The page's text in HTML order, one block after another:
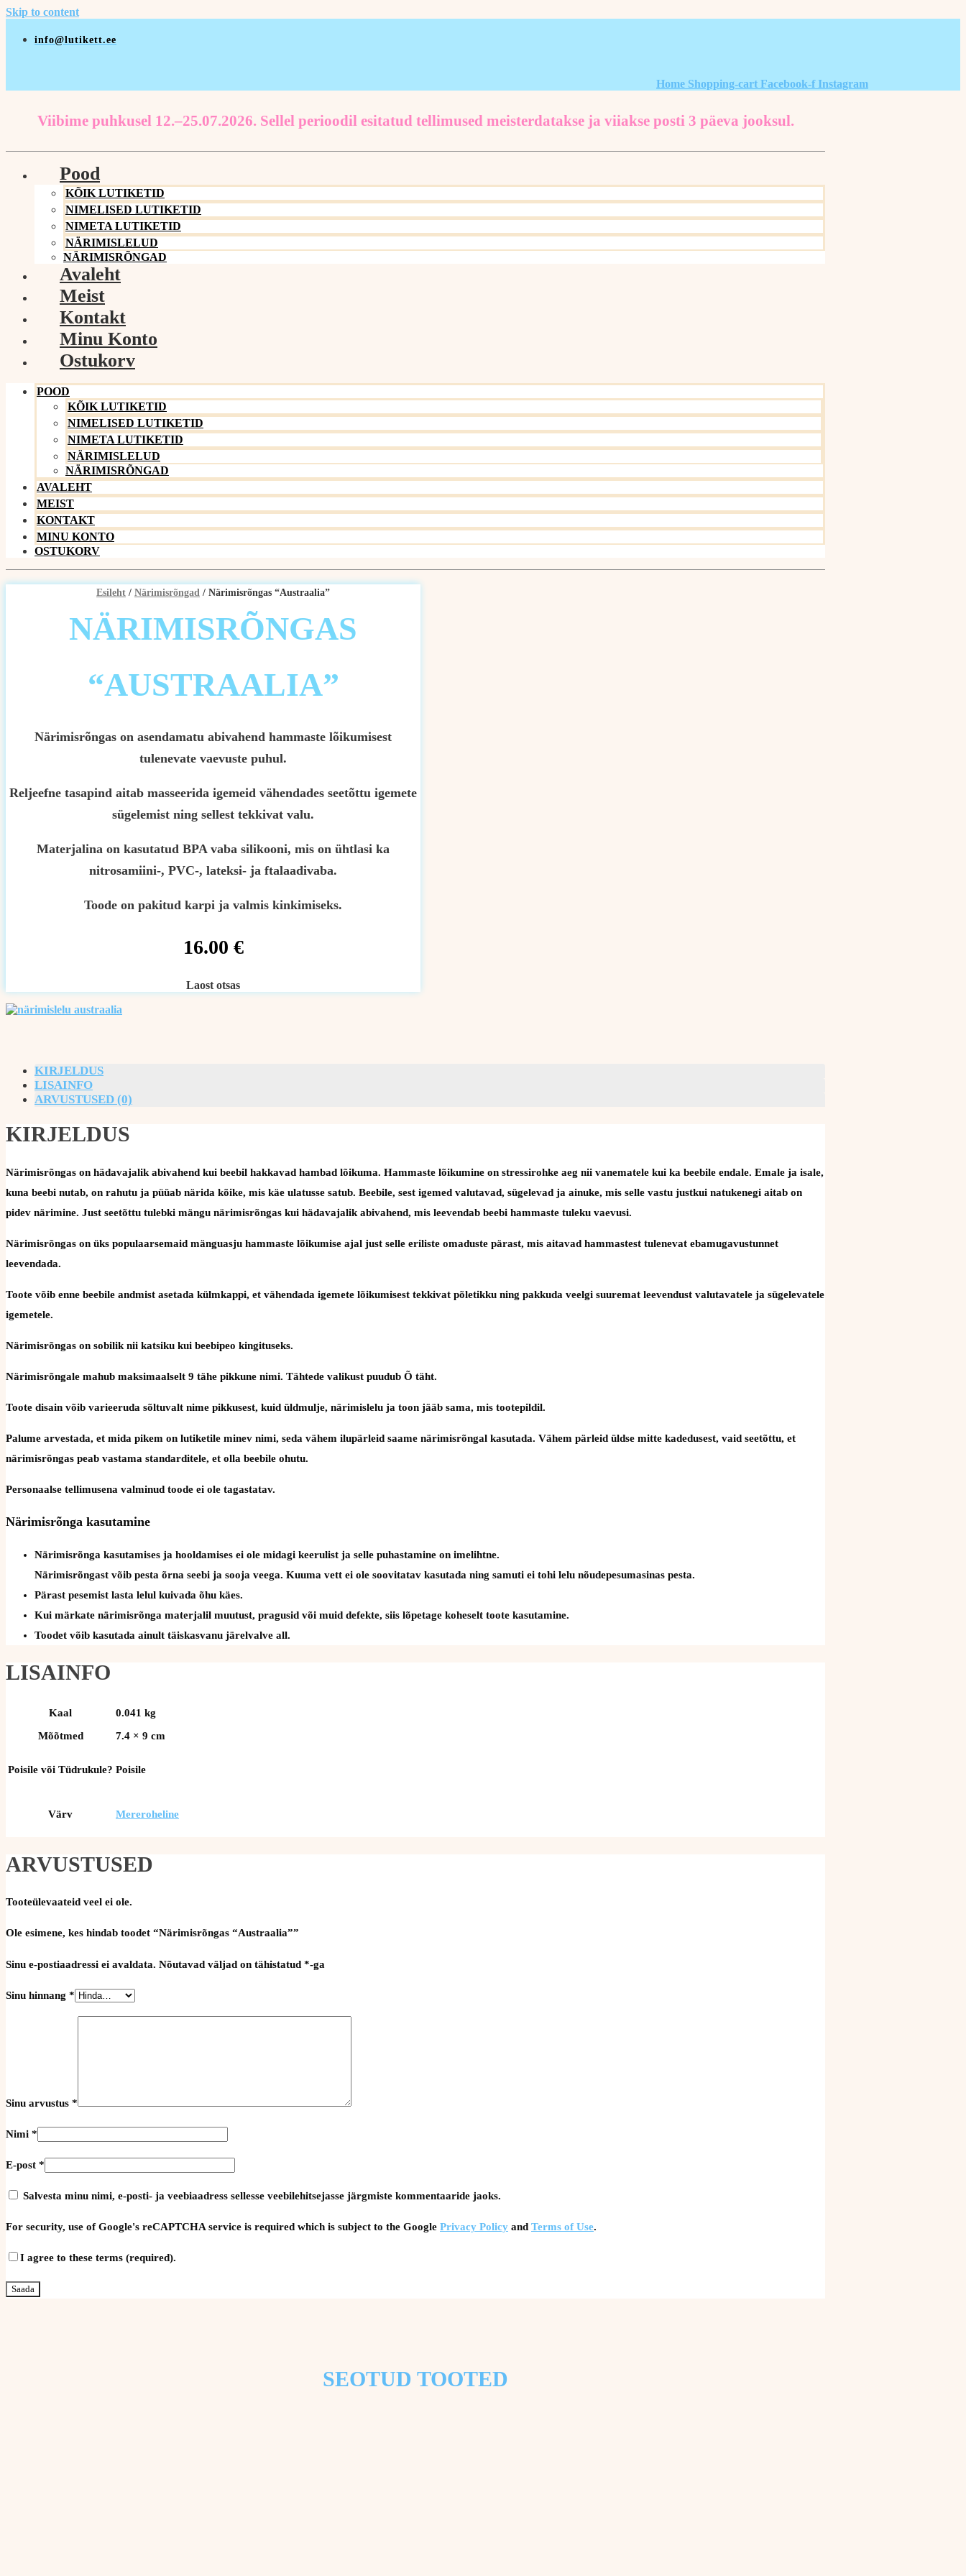
Skip to content
info@lutikett.ee
Home Shopping-cart Facebook-f Instagram
Viibime puhkusel 12.–25.07.2026. Sellel perioodil esitatud tellimused meisterdatakse ja viiakse posti 3 päeva jooksul.
Pood
KÕIK LUTIKETID
NIMELISED LUTIKETID
NIMETA LUTIKETID
NÄRIMISLELUD
NÄRIMISRÕNGAD
Avaleht
Meist
Kontakt
Minu Konto
Ostukorv
POOD
KÕIK LUTIKETID
NIMELISED LUTIKETID
NIMETA LUTIKETID
NÄRIMISLELUD
NÄRIMISRÕNGAD
AVALEHT
MEIST
KONTAKT
MINU KONTO
OSTUKORV
Esileht / Närimisrõngad / Närimisrõngas “Austraalia”
NÄRIMISRÕNGAS
“AUSTRAALIA”
Närimisrõngas on asendamatu abivahend hammaste lõikumisest
tulenevate vaevuste puhul.
Reljeefne tasapind aitab masseerida igemeid vähendades seetõttu igemete
sügelemist ning sellest tekkivat valu.
Materjalina on kasutatud BPA vaba silikooni, mis on ühtlasi ka
nitrosamiini-, PVC-, lateksi- ja ftalaadivaba.
Toode on pakitud karpi ja valmis kinkimiseks.
16.00 €
Laost otsas
KIRJELDUS
LISAINFO
ARVUSTUSED (0)
KIRJELDUS
Närimisrõngas on hädavajalik abivahend kui beebil hakkavad hambad lõikuma. Hammaste lõikumine on stressirohke aeg nii vanematele kui ka beebile endale. Emale ja isale,
kuna beebi nutab, on rahutu ja püüab närida kõike, mis käe ulatusse satub. Beebile, sest igemed valutavad, sügelevad ja ainuke, mis selle vastu justkui natukenegi aitab on
pidev närimine. Just seetõttu tulebki mängu närimisrõngas kui hädavajalik abivahend, mis leevendab beebi hammaste tuleku vaevusi.
Närimisrõngas on üks populaarsemaid mänguasju hammaste lõikumise ajal just selle eriliste omaduste pärast, mis aitavad hammastest tulenevat ebamugavustunnet
leevendada.
Toote võib enne beebile andmist asetada külmkappi, et vähendada igemete lõikumisest tekkivat põletikku ning pakkuda veelgi suuremat leevendust valutavatele ja sügelevatele
igemetele.
Närimisrõngas on sobilik nii katsiku kui beebipeo kingituseks.
Närimisrõngale mahub maksimaalselt 9 tähe pikkune nimi. Tähtede valikust puudub Õ täht.
Toote disain võib varieeruda sõltuvalt nime pikkusest, kuid üldmulje, närimislelu ja toon jääb sama, mis tootepildil.
Palume arvestada, et mida pikem on lutiketile minev nimi, seda vähem ilupärleid saame närimisrõngal kasutada. Vähem pärleid üldse mitte kadedusest, vaid seetõttu, et
närimisrõngas peab vastama standarditele, et olla beebile ohutu.
Personaalse tellimusena valminud toode ei ole tagastatav.
Närimisrõnga kasutamine
Närimisrõnga kasutamises ja hooldamises ei ole midagi keerulist ja selle puhastamine on imelihtne.
Närimisrõngast võib pesta õrna seebi ja sooja veega. Kuuma vett ei ole soovitatav kasutada ning samuti ei tohi lelu nõudepesumasinas pesta.
Pärast pesemist lasta lelul kuivada õhu käes.
Kui märkate närimisrõnga materjalil muutust, pragusid või muid defekte, siis lõpetage koheselt toote kasutamine.
Toodet võib kasutada ainult täiskasvanu järelvalve all.
LISAINFO
Kaal
0.041 kg
Mõõtmed
7.4 × 9 cm
Poisile või Tüdrukule? Poisile
Värv Mereroheline
ARVUSTUSED
Tooteülevaateid veel ei ole.
Ole esimene, kes hindab toodet “Närimisrõngas “Austraalia””
Sinu e-postiaadressi ei avaldata. Nõutavad väljad on tähistatud *-ga
Sinu hinnang *
Sinu arvustus *
Nimi *
E-post *
Salvesta minu nimi, e-posti- ja veebiaadress sellesse veebilehitsejasse järgmiste kommentaaride jaoks.
For security, use of Google's reCAPTCHA service is required which is subject to the Google Privacy Policy and Terms of Use.
I agree to these terms (required).
SEOTUD TOOTED